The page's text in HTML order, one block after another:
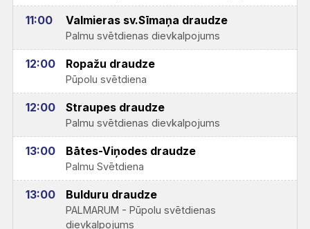
11:00 Valmieras sv.Sīmaņa draudze
Palmu svētdienas dievkalpojums
12:00 Ropažu draudze
Pūpolu svētdiena
12:00 Straupes draudze
Palmu svētdienas dievkalpojums
13:00 Bātes-Viņodes draudze
Palmu Svētdiena
13:00 Bulduru draudze
PALMARUM - Pūpolu svētdienas
dievkalpojums